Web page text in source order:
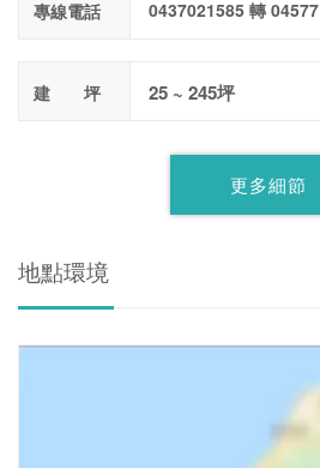
專線電話 0437021585 轉 04577
建 坪 25 ~ 245坪
更多細節
地點環境